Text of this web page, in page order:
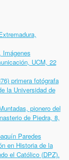
Imágenes
UCM, 22
primera fotógrafa
la Universidad de
pionero del
de Piedra, 8,
Paredes
en Historia de la
el Católico (DPZ).